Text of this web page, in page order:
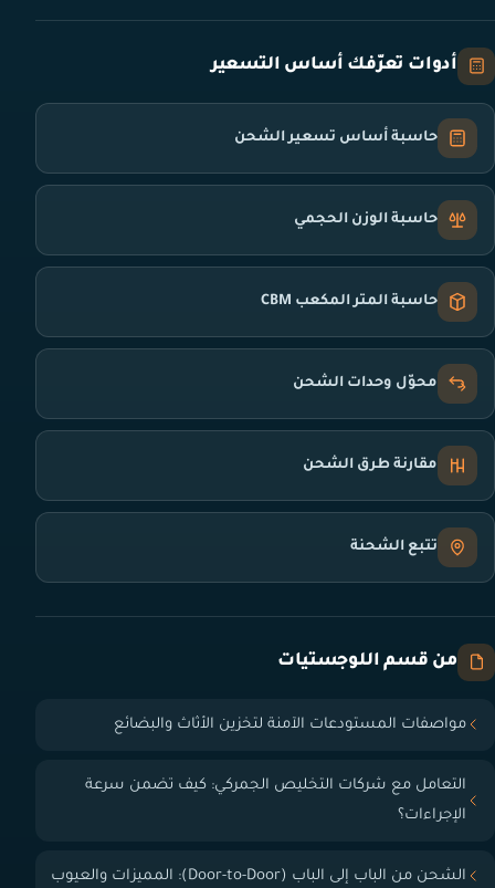
أدوات تعرّفك أساس التسعير
حاسبة أساس تسعير الشحن
حاسبة الوزن الحجمي
حاسبة المتر المكعب CBM
محوّل وحدات الشحن
مقارنة طرق الشحن
تتبع الشحنة
من قسم اللوجستيات
مواصفات المستودعات الآمنة لتخزين الأثاث والبضائع
التعامل مع شركات التخليص الجمركي: كيف تضمن سرعة
الإجراءات؟
الشحن من الباب إلى الباب (Door-to-Door): المميزات والعيوب